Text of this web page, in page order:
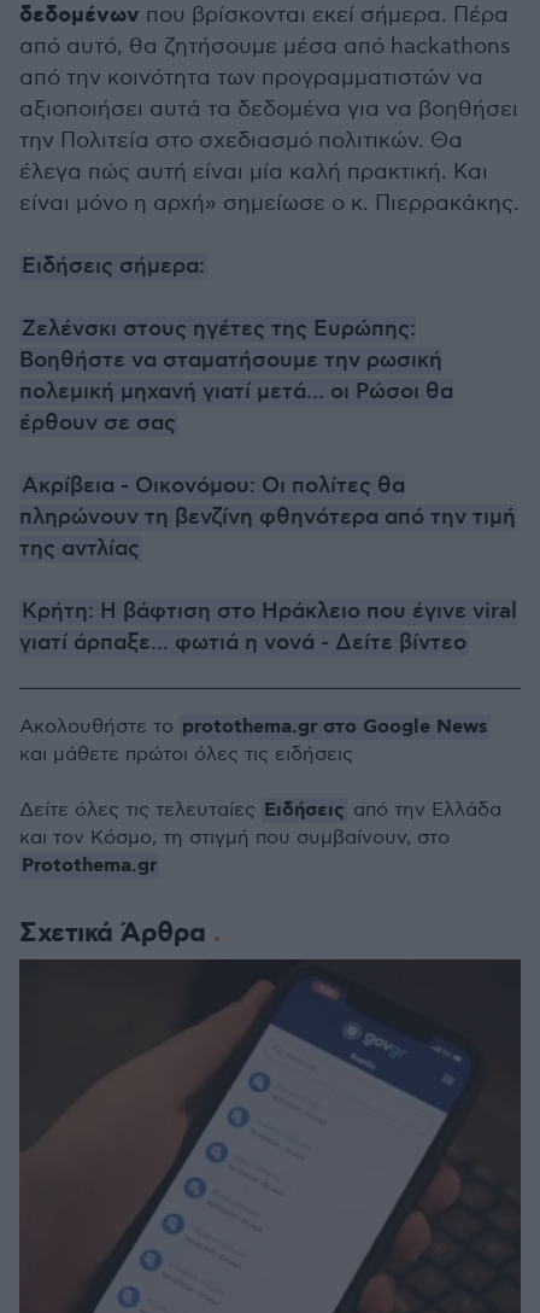
δεδομένων που βρίσκονται εκεί σήμερα. Πέρα
από αυτό, θα ζητήσουμε μέσα από hackathons
από την κοινότητα των προγραμματιστών να
αξιοποιήσει αυτά τα δεδομένα για να βοηθήσει
την Πολιτεία στο σχεδιασμό πολιτικών. Θα
έλεγα πώς αυτή είναι μία καλή πρακτική. Και
είναι μόνο η αρχή» σημείωσε ο κ. Πιερρακάκης.
Ειδήσεις σήμερα:
Ζελένσκι στους ηγέτες της Ευρώπης:
Βοηθήστε να σταματήσουμε την ρωσική
πολεμική μηχανή γιατί μετά... οι Ρώσοι θα
έρθουν σε σας
Ακρίβεια - Οικονόμου: Οι πολίτες θα
πληρώνουν τη βενζίνη φθηνότερα από την τιμή
της αντλίας
Κρήτη: Η βάφτιση στο Ηράκλειο που έγινε viral
γιατί άρπαξε... φωτιά η νονά - Δείτε βίντεο
Σχετικά Άρθρα
Ακολουθήστε το protothema.gr στο Google News
και μάθετε πρώτοι όλες τις ειδήσεις
Δείτε όλες τις τελευταίες Ειδήσεις από την Ελλάδα
και τον Κόσμο, τη στιγμή που συμβαίνουν, στο
Protothema.gr